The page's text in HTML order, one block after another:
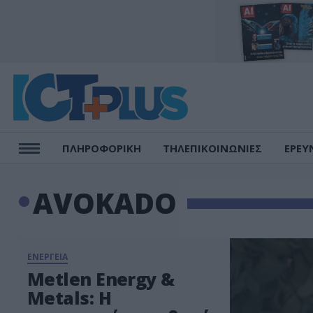
ΠΛΗΡΟΦΟΡΙΚΗ ΤΗΛΕΠΙΚΟΙΝΩΝΙΕΣ
AVOKADO
ΕΝΕΡΓΕΙΑ
Metlen Energy &
Metals: Η